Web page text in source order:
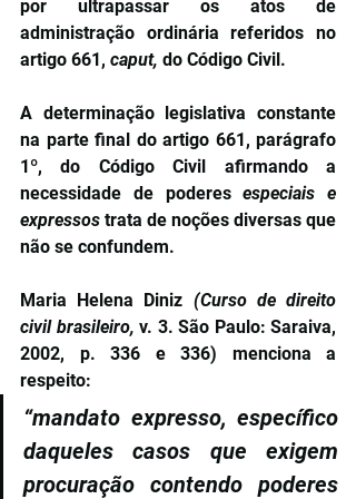
por ultrapassar os atos de
administração ordinária referidos no
artigo 661, caput, do Código Civil.
A determinação legislativa constante
na parte final do artigo 661, parágrafo
1º, do Código Civil afirmando a
necessidade de poderes especiais e
expressos trata de noções diversas que
não se confundem.
Maria Helena Diniz (Curso de direito
civil brasileiro, v. 3. São Paulo: Saraiva,
2002, p. 336 e 336) menciona a
respeito:
“mandato expresso, específico
daqueles casos que exigem
procuração contendo poderes